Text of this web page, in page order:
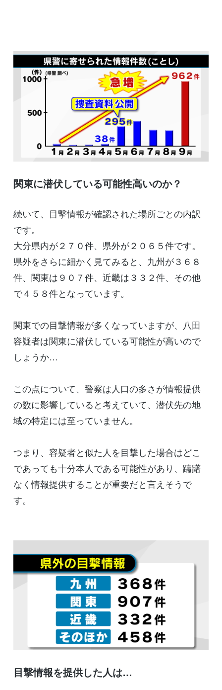
関東に潜伏している可能性高いのか？
続いて、目撃情報が確認された場所ごとの内訳
です。
大分県内が２７０件、県外が２０６５件です。
県外をさらに細かく見てみると、九州が３６８
件、関東は９０７件、近畿は３３２件、その他
で４５８件となっています。
関東での目撃情報が多くなっていますが、八田
容疑者は関東に潜伏している可能性が高いので
しょうか…
この点について、警察は人口の多さが情報提供
の数に影響していると考えていて、潜伏先の地
域の特定には至っていません。
つまり、容疑者と似た人を目撃した場合はどこ
であっても十分本人である可能性があり、躊躇
なく情報提供することが重要だと言えそうで
す。
目撃情報を提供した人は…